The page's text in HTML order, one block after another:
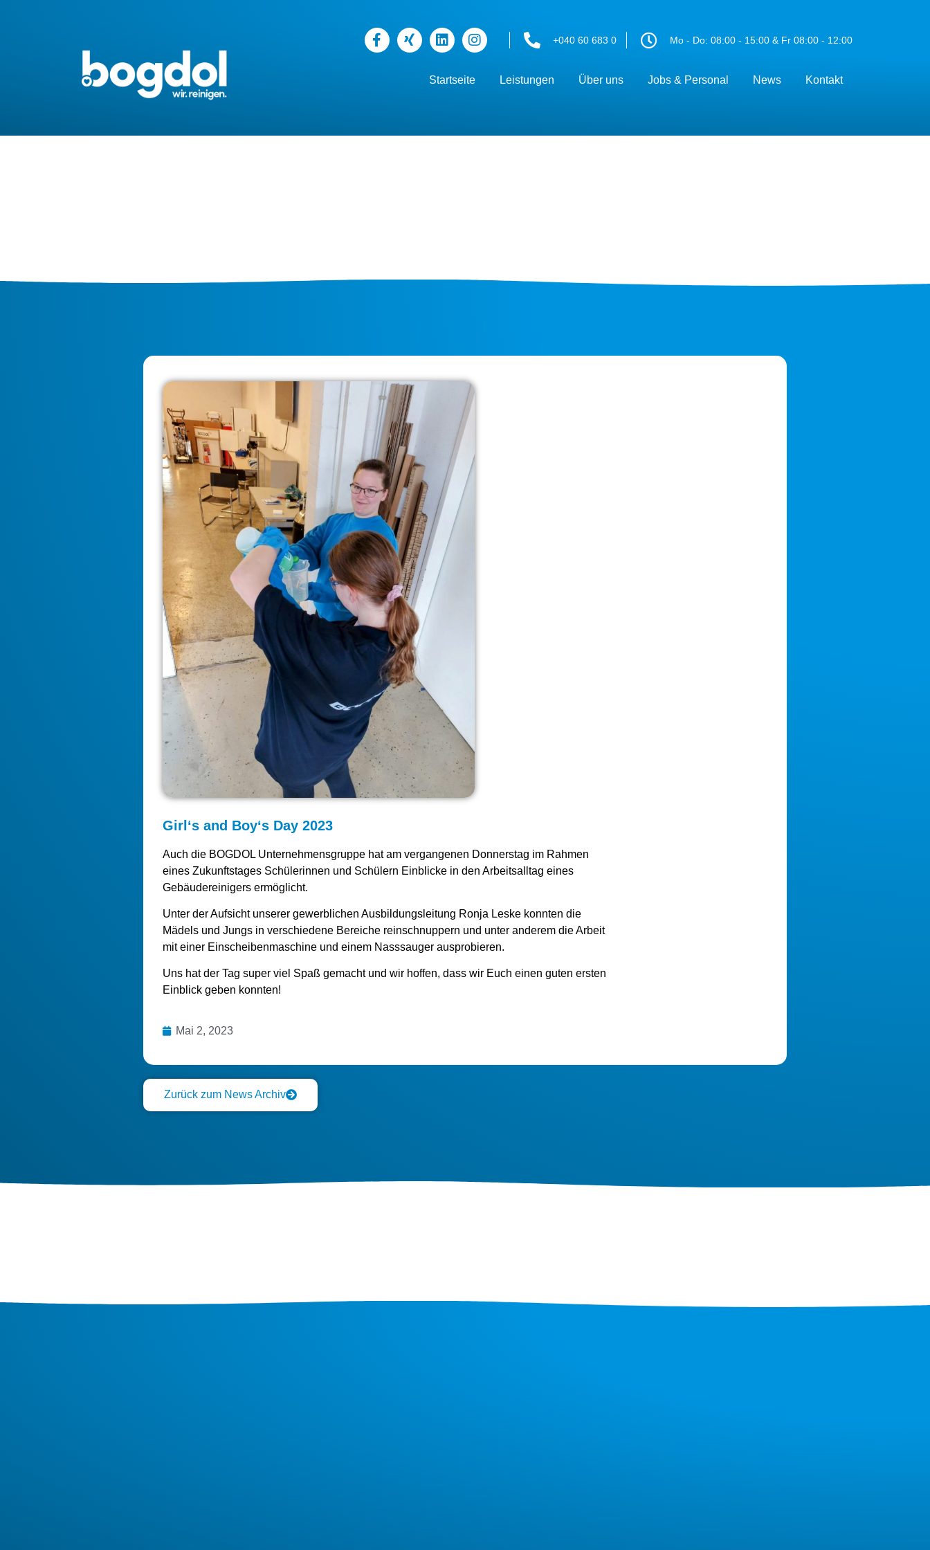
+040 60 683 0 Mo - Do: 08:00 - 15:00 & Fr 08:00 - 12:00
Startseite Leistungen Über uns Jobs & Personal News Kontakt
Girl‘s and Boy‘s Day 2023
Auch die BOGDOL Unternehmensgruppe hat am vergangenen Donnerstag im Rahmen
eines Zukunftstages Schülerinnen und Schülern Einblicke in den Arbeitsalltag eines
Gebäudereinigers ermöglicht.
Unter der Aufsicht unserer gewerblichen Ausbildungsleitung Ronja Leske konnten die
Mädels und Jungs in verschiedene Bereiche reinschnuppern und unter anderem die Arbeit
mit einer Einscheibenmaschine und einem Nasssauger ausprobieren.
Uns hat der Tag super viel Spaß gemacht und wir hoffen, dass wir Euch einen guten ersten
Einblick geben konnten!
Mai 2, 2023
Zurück zum News Archiv